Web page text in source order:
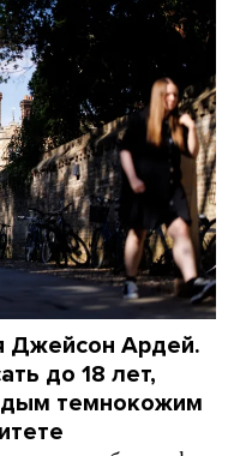
Джейсон Ардей.
до 18 лет,
темнокожим